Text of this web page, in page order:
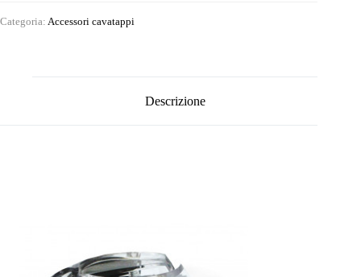
Categoria: Accessori cavatappi
Descrizione